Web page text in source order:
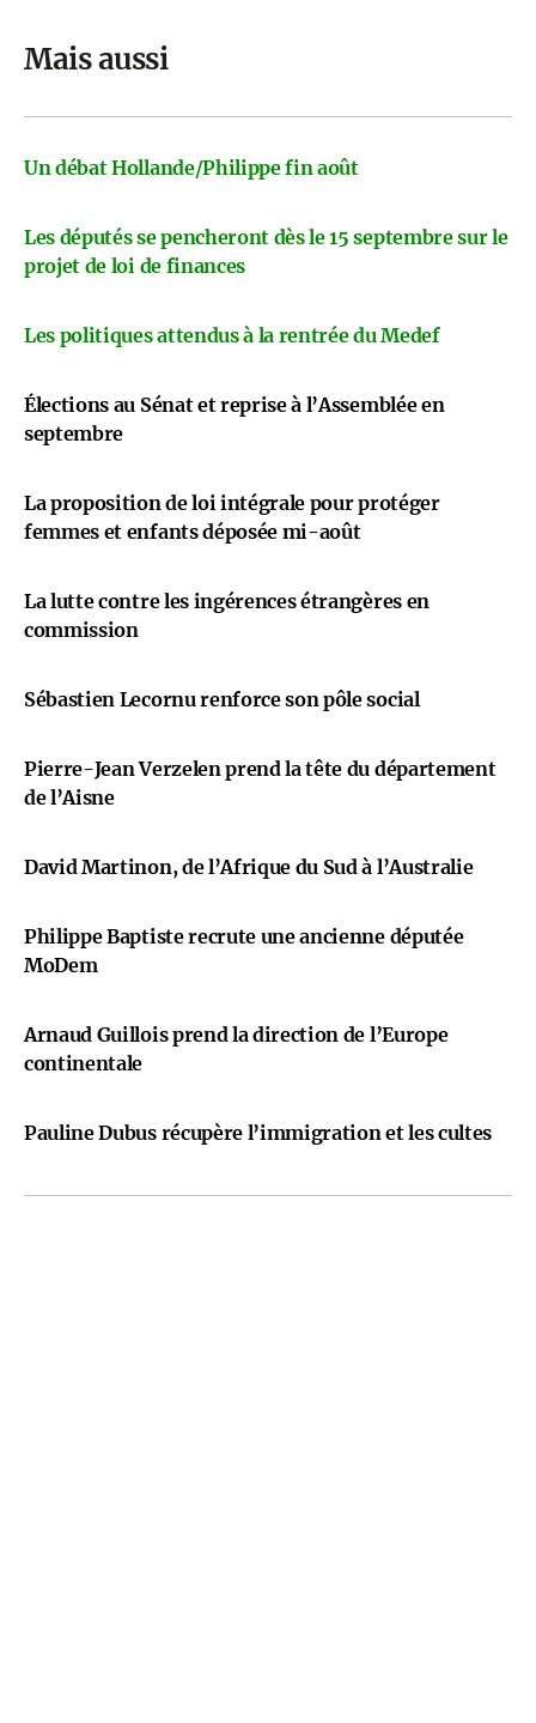
Mais aussi
Un débat Hollande/Philippe fin août
Les députés se pencheront dès le 15 septembre sur le
projet de loi de finances
Les politiques attendus à la rentrée du Medef
Élections au Sénat et reprise à l’Assemblée en
septembre
La proposition de loi intégrale pour protéger
femmes et enfants déposée mi-août
La lutte contre les ingérences étrangères en
commission
Sébastien Lecornu renforce son pôle social
Pierre-Jean Verzelen prend la tête du département
de l’Aisne
David Martinon, de l’Afrique du Sud à l’Australie
Philippe Baptiste recrute une ancienne députée
MoDem
Arnaud Guillois prend la direction de l’Europe
continentale
Pauline Dubus récupère l’immigration et les cultes